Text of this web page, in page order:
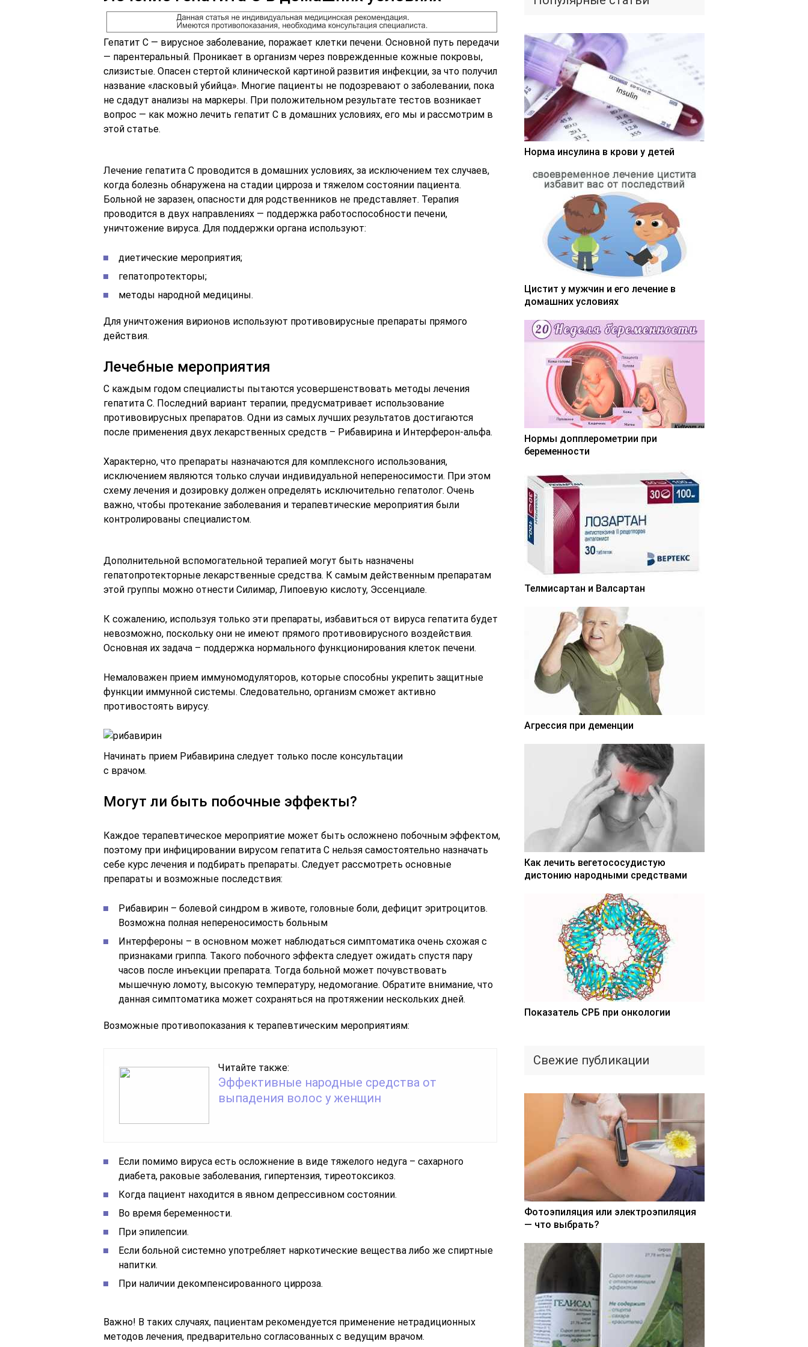
Гепатит C — вирусное заболевание, поражает клетки печени. Основной путь передачи
— парентеральный. Проникает в организм через поврежденные кожные покровы,
слизистые. Опасен стертой клинической картиной развития инфекции, за что получил
название «ласковый убийца». Многие пациенты не подозревают о заболевании, пока
не сдадут анализы на маркеры. При положительном результате тестов возникает
вопрос — как можно лечить гепатит C в домашних условиях, его мы и рассмотрим в
этой статье.
Лечение гепатита C проводится в домашних условиях, за исключением тех случаев,
когда болезнь обнаружена на стадии цирроза и тяжелом состоянии пациента.
Больной не заразен, опасности для родственников не представляет. Терапия
проводится в двух направлениях — поддержка работоспособности печени,
уничтожение вируса. Для поддержки органа используют:
диетические мероприятия;
гепатопротекторы;
методы народной медицины.
Для уничтожения вирионов используют противовирусные препараты прямого
действия.
Лечебные мероприятия
С каждым годом специалисты пытаются усовершенствовать методы лечения
гепатита С. Последний вариант терапии, предусматривает использование
противовирусных препаратов. Одни из самых лучших результатов достигаются
после применения двух лекарственных средств – Рибавирина и Интерферон-альфа.
Характерно, что препараты назначаются для комплексного использования,
исключением являются только случаи индивидуальной непереносимости. При этом
схему лечения и дозировку должен определять исключительно гепатолог. Очень
важно, чтобы протекание заболевания и терапевтические мероприятия были
контролированы специалистом.
Дополнительной вспомогательной терапией могут быть назначены
гепатопротекторные лекарственные средства. К самым действенным препаратам
этой группы можно отнести Силимар, Липоевую кислоту, Эссенциале.
К сожалению, используя только эти препараты, избавиться от вируса гепатита будет
невозможно, поскольку они не имеют прямого противовирусного воздействия.
Основная их задача – поддержка нормального функционирования клеток печени.
Немаловажен прием иммуномодуляторов, которые способны укрепить защитные
функции иммунной системы. Следовательно, организм сможет активно
противостоять вирусу.
Начинать прием Рибавирина следует только после консультации
с врачом.
Могут ли быть побочные эффекты?
Каждое терапевтическое мероприятие может быть осложнено побочным эффектом,
поэтому при инфицировании вирусом гепатита C нельзя самостоятельно назначать
себе курс лечения и подбирать препараты. Следует рассмотреть основные
препараты и возможные последствия:
Рибавирин – болевой синдром в животе, головные боли, дефицит эритроцитов.
Возможна полная непереносимость больным
Интерфероны – в основном может наблюдаться симптоматика очень схожая с
признаками гриппа. Такого побочного эффекта следует ожидать спустя пару
часов после инъекции препарата. Тогда больной может почувствовать
мышечную ломоту, высокую температуру, недомогание. Обратите внимание, что
данная симптоматика может сохраняться на протяжении нескольких дней.
Возможные противопоказания к терапевтическим мероприятиям:
Читайте также:
Эффективные народные средства от
выпадения волос у женщин
Если помимо вируса есть осложнение в виде тяжелого недуга – сахарного
диабета, раковые заболевания, гипертензия, тиреотоксикоз.
Когда пациент находится в явном депрессивном состоянии.
Во время беременности.
При эпилепсии.
Если больной системно употребляет наркотические вещества либо же спиртные
напитки.
При наличии декомпенсированного цирроза.
Важно! В таких случаях, пациентам рекомендуется применение нетрадиционных
методов лечения, предварительно согласованных с ведущим врачом.
Норма инсулина в крови у детей
Цистит у мужчин и его лечение в
домашних условиях
Нормы допплерометрии при
беременности
Телмисартан и Валсартан
Агрессия при деменции
Как лечить вегетососудистую
дистонию народными средствами
Показатель СРБ при онкологии
Свежие публикации
Фотоэпиляция или электроэпиляция
— что выбрать?